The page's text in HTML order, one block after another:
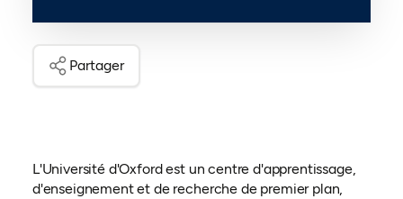
Partager
L'Université d'Oxford est un centre d'apprentissage,
d'enseignement et de recherche de premier plan,